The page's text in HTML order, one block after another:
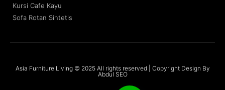
Kursi Cafe Kayu
Sofa Rotan Sintetis
Asia Furniture Living © 2025 All rights reserved | Copyright Design By
Abdul SEO